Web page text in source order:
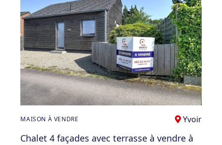
MAISON À VENDRE Yvoir
Chalet 4 façades avec terrasse à vendre à